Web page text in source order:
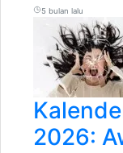
5 bulan lalu
2026: